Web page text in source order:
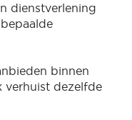
dienstverlening
binnen
verhuist dezelfde